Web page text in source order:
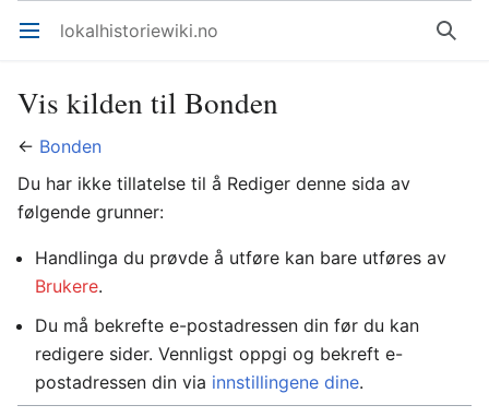
Åpne hovedmenyen lokalhistoriewiki.no Søk
Vis kilden til Bonden
← Bonden
Du har ikke tillatelse til å Rediger denne sida av
følgende grunner:
Handlinga du prøvde å utføre kan bare utføres av
Brukere.
Du må bekrefte e-postadressen din før du kan
redigere sider. Vennligst oppgi og bekreft e-
postadressen din via innstillingene dine.